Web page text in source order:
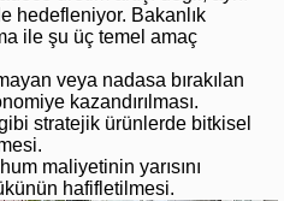
hedefleniyor. Bakanlık
ile şu üç temel amaç
veya nadasa bırakılan
kazandırılması.
stratejik ürünlerde bitkisel
maliyetinin yarısını
hafifletilmesi.